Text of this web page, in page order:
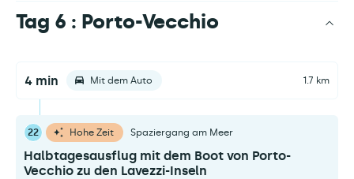
Tag 6 : Porto-Vecchio
4 min Mit dem Auto 1.7 km
22 Hohe Zeit Spaziergang am Meer
Halbtagesausflug mit dem Boot von Porto-
Vecchio zu den Lavezzi-Inseln